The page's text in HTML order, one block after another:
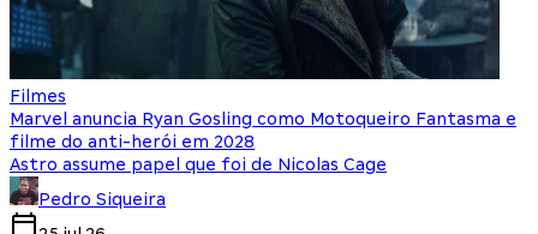
Filmes
Marvel anuncia Ryan Gosling como Motoqueiro Fantasma e
filme do anti-herói em 2028
Astro assume papel que foi de Nicolas Cage
Pedro Siqueira